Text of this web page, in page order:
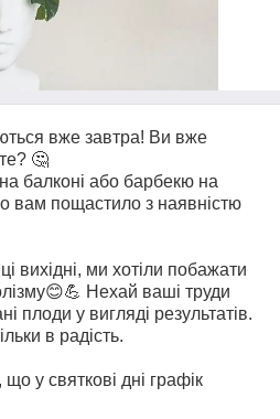
вже завтра! Ви вже
🤔
балконі або барбекю на
вам пощастило з наявністю
вихідні, ми хотіли побажати
Нехай ваші труди
плоди у вигляді результатів.
в радість.
у святкові дні графік